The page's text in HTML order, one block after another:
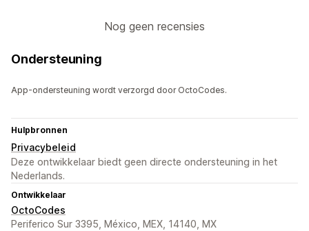
Nog geen recensies
Ondersteuning
App-ondersteuning wordt verzorgd door OctoCodes.
Hulpbronnen
Privacybeleid
Deze ontwikkelaar biedt geen directe ondersteuning in het
Nederlands.
Ontwikkelaar
OctoCodes
Periferico Sur 3395, México, MEX, 14140, MX